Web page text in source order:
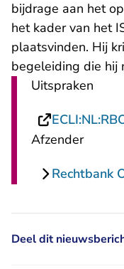
bijdrage aan het
het kader van het
plaatsvinden. Hij
begeleiding die hij
Uitspraken
Afzender
Rechtbank
Deel dit